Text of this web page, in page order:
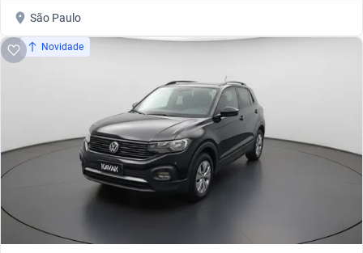
São Paulo
Novidade